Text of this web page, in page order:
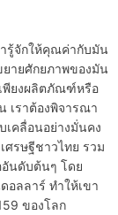
รู้จักให้คุณค่ากับมัน
ายศักยภาพของมัน
พียงผลิตภัณฑ์หรือ
เราต้องพิจารณา
คลื่อนอย่างมั่นคง
ศรษฐีชาวไทย รวม
นดับต้นๆ โดย
ลลาร์ ทำให้เขา
ของโลก